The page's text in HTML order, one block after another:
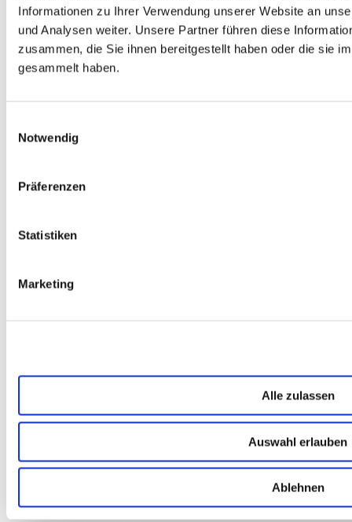
Informationen zu Ihrer Verwendung unserer Website an
und Analysen weiter. Unsere Partner führen diese
zusammen, die Sie ihnen bereitgestellt haben oder die sie
gesammelt haben.
Notwendig
Präferenzen
Statistiken
Marketing
Alle zulassen
Auswahl erlauben
Ablehnen
Wie können wir Dich erreichen?
DEINE NACHRICHT AN UNS*
Kommentar
Deine E-Mail-Adresse wird nicht